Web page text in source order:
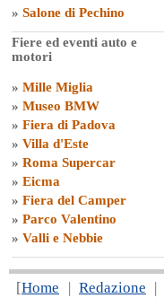
» Salone di Pechino
Fiere ed eventi auto e
motori
» Mille Miglia
» Museo BMW
» Fiera di Padova
» Villa d'Este
» Roma Supercar
» Eicma
» Fiera del Camper
» Parco Valentino
» Valli e Nebbie
[Home | Redazione |